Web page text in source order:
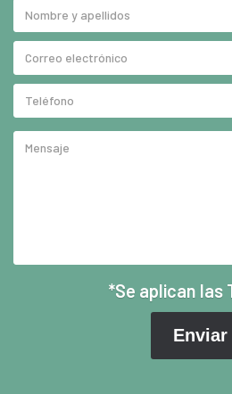
*Se aplican las